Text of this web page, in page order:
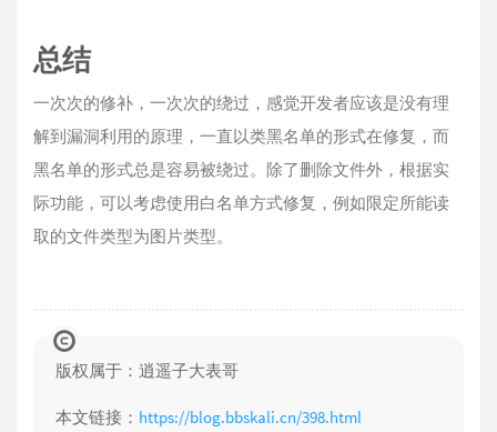
总结
一次次的修补，一次次的绕过，感觉开发者应该是没有理
解到漏洞利用的原理，一直以类黑名单的形式在修复，而
黑名单的形式总是容易被绕过。除了删除文件外，根据实
际功能，可以考虑使用白名单方式修复，例如限定所能读
取的文件类型为图片类型。
版权属于：逍遥子大表哥
本文链接： https://blog.bbskali.cn/398.html